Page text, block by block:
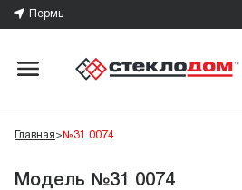
Пермь
Главная> №31 0074
Модель №31 0074